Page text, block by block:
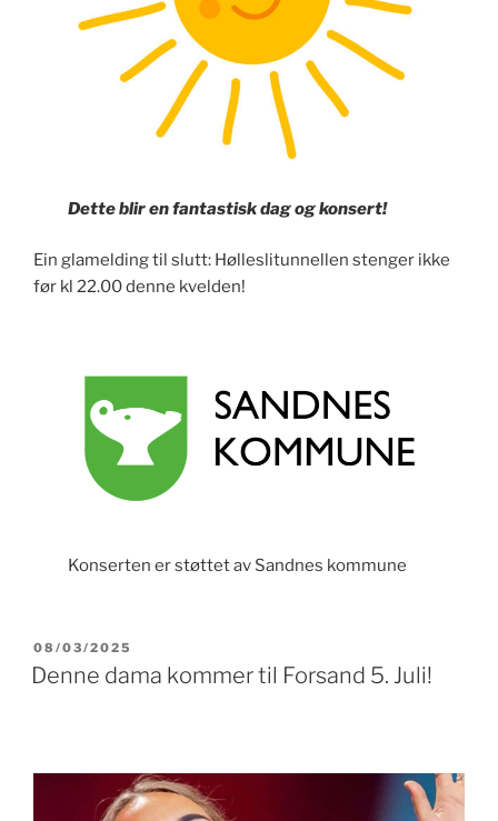
Dette blir en fantastisk dag og konsert!
Ein glamelding til slutt: Hølleslitunnellen stenger ikke
før kl 22.00 denne kvelden!
Konserten er støttet av Sandnes kommune
PUBLISERT
08/03/2025
Denne dama kommer til Forsand 5. Juli!